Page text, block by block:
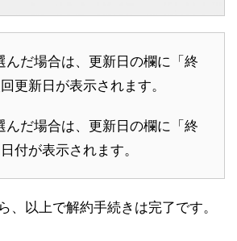
だ場合は、更新日の欄に「終
更新日が表示されます。
だ場合は、更新日の欄に「終
付が表示されます。
、以上で解約手続きは完了です。